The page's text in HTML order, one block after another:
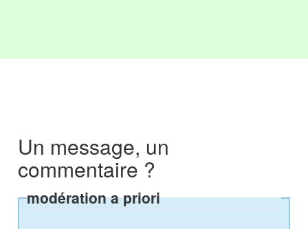
Un message, un
commentaire ?
modération a priori